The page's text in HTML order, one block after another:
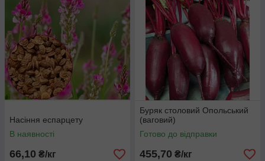
Насіння еспарцету
В наявності
66,10 ₴/кг
Буряк столовий Опольський
(ваговий)
Готово до відправки
455,70 ₴/кг